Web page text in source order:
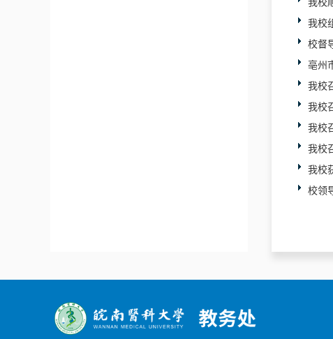
我校
我校
校督
亳州
我校
我校
我校
我校
我校
校领